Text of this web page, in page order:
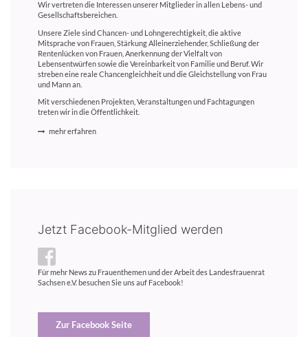
Wir vertreten die Interessen unserer Mitglieder in allen Lebens- und
Gesellschaftsbereichen.
Unsere Ziele sind Chancen- und Lohngerechtigkeit, die aktive
Mitsprache von Frauen, Stärkung Alleinerziehender, Schließung der
Rentenlücken von Frauen, Anerkennung der Vielfalt von
Lebensentwürfen sowie die Vereinbarkeit von Familie und Beruf. Wir
streben eine reale Chancengleichheit und die Gleichstellung von Frau
und Mann an.
Mit verschiedenen Projekten, Veranstaltungen und Fachtagungen
treten wir in die Öffentlichkeit.
mehr erfahren
Jetzt Facebook-Mitglied werden
Für mehr News zu Frauenthemen und der Arbeit des Landesfrauenrat
Sachsen e.V. besuchen Sie uns auf Facebook!
Zur Facebook Seite